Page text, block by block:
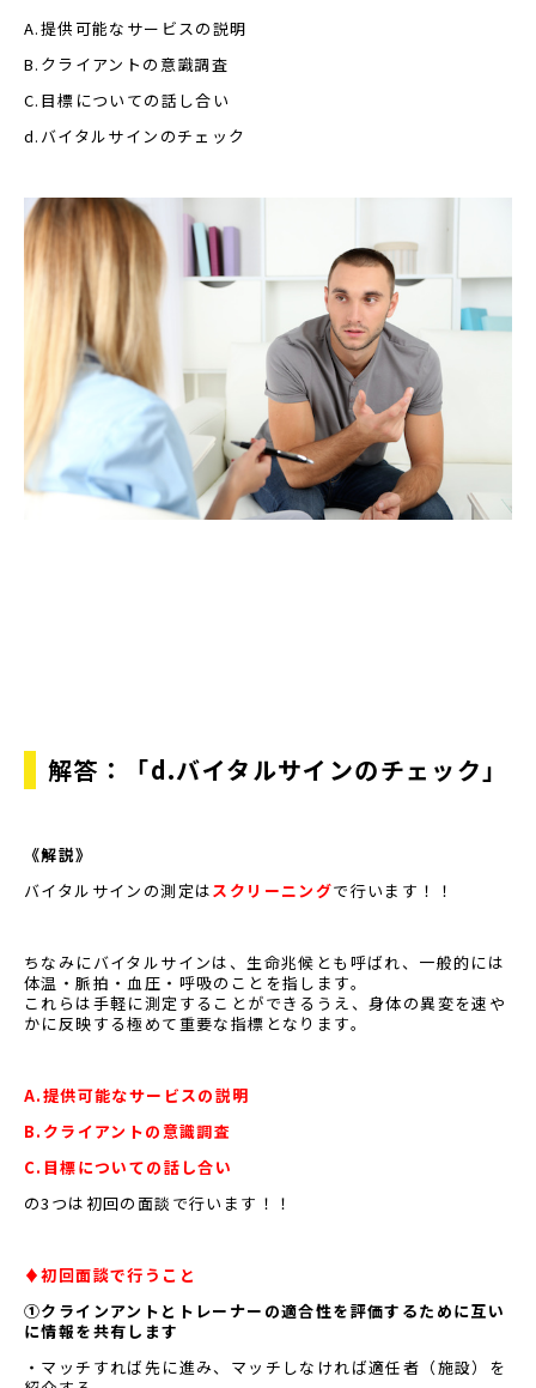
A.提供可能なサービスの説明
B.クライアントの意識調査
C.目標についての話し合い
d.バイタルサインのチェック
解答：「d.バイタルサインのチェック」
《解説》
バイタルサインの測定はスクリーニングで行います！！
ちなみにバイタルサインは、生命兆候とも呼ばれ、一般的には
体温・脈拍・血圧・呼吸のことを指します。
これらは手軽に測定することができるうえ、身体の異変を速や
かに反映する極めて重要な指標となります。
A.提供可能なサービスの説明
B.クライアントの意識調査
C.目標についての話し合い
の3つは初回の面談で行います！！
♦初回面談で行うこと
①クラインアントとトレーナーの適合性を評価するために互い
に情報を共有します
・マッチすれば先に進み、マッチしなければ適任者（施設）を